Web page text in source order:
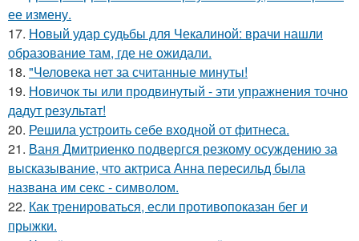
ее измену.
17. Новый удар судьбы для Чекалиной: врачи нашли
образование там, где не ожидали.
18. "Человека нет за считанные минуты!
19. Новичок ты или продвинутый - эти упражнения точно
дадут результат!
20. Решила устроить себе входной от фитнеса.
21. Ваня Дмитриенко подвергся резкому осуждению за
высказывание, что актриса Анна пересильд была
названа им секс - символом.
22. Как тренироваться, если противопоказан бег и
прыжки.